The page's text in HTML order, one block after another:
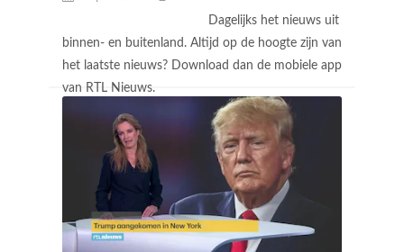
Dagelijks het nieuws uit
binnen- en buitenland. Altijd op de hoogte zijn van
het laatste nieuws? Download dan de mobiele app
van RTL Nieuws.